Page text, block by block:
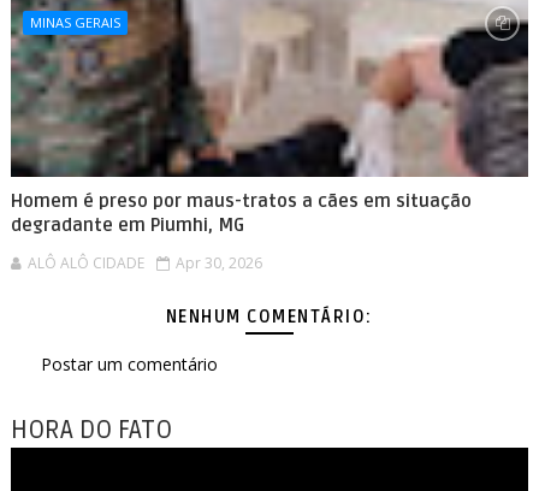
MINAS GERAIS
Homem é preso por maus-tratos a cães em situação
degradante em Piumhi, MG
ALÔ ALÔ CIDADE Apr 30, 2026
NENHUM COMENTÁRIO:
Postar um comentário
HORA DO FATO